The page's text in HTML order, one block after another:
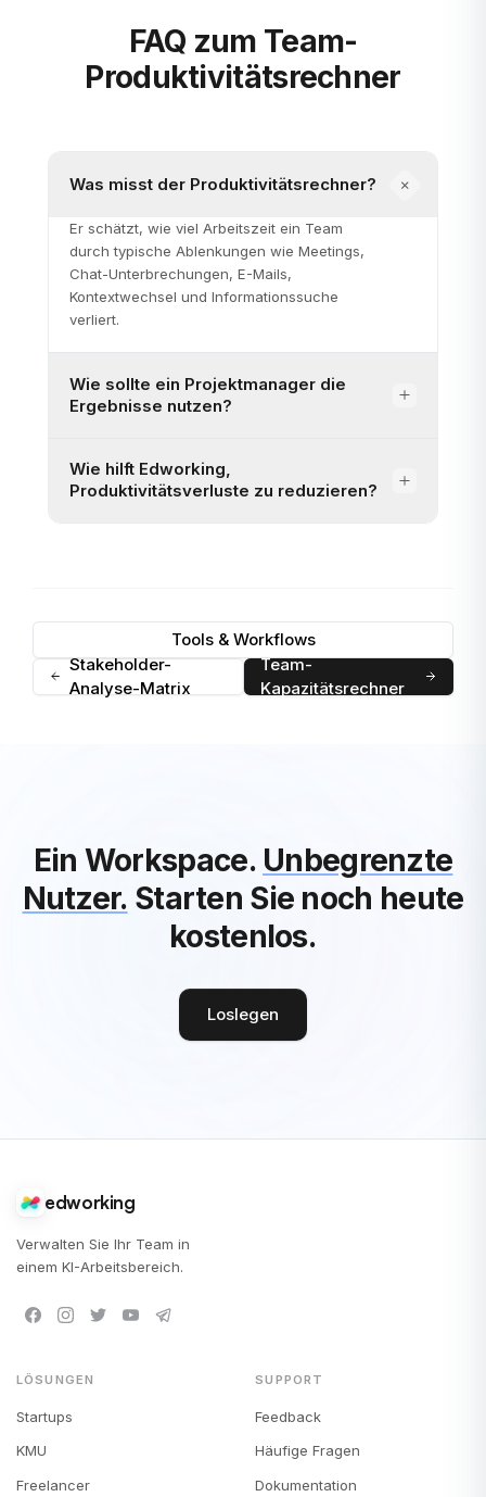
FAQ zum Team-
Produktivitätsrechner
Was misst der Produktivitätsrechner?
Er schätzt, wie viel Arbeitszeit ein Team
durch typische Ablenkungen wie Meetings,
Chat-Unterbrechungen, E-Mails,
Kontextwechsel und Informationssuche
verliert.
Wie sollte ein Projektmanager die
Ergebnisse nutzen?
Wie hilft Edworking,
Produktivitätsverluste zu reduzieren?
Tools & Workflows
Stakeholder-
Analyse-Matrix
Team-
Kapazitätsrechner
Ein Workspace. Unbegrenzte
Nutzer. Starten Sie noch heute
kostenlos.
Loslegen
edworking
Verwalten Sie Ihr Team in
einem KI-Arbeitsbereich.
LÖSUNGEN
Startups
KMU
Freelancer
SUPPORT
Feedback
Häufige Fragen
Dokumentation